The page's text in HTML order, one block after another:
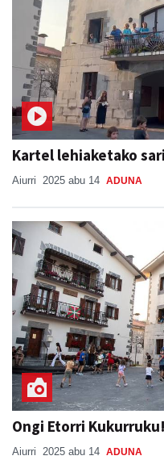
Kartel lehiaketako
Aiurri 2025 abu 14 ADUNA
Ongi Etorri Kukurruku!
Aiurri 2025 abu 14 ADUNA